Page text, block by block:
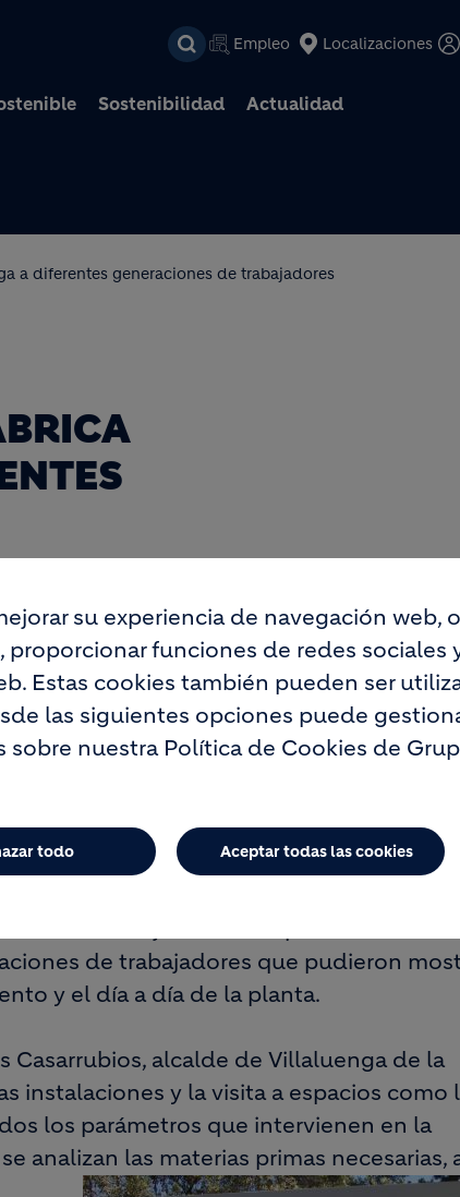
Pasar al contenido principal
Empleo Localizaciones
Sostenibilidad Actualidad
a diferentes generaciones de trabajadores
abiertas en la que se dieron cita más de
y sus familias.
visitando la sala de control, el laboratorio
documentos, maquinaria y
en la fábrica de Lafarge en Villaluenga
de sus jornadas de puertas abiertas.
de trabajadores que pudieron
y el día a día de la planta.
Casarrubios, alcalde de Villaluenga de la
instalaciones y la visita a espacios como
los parámetros que intervienen en la
analizan las materias primas necesarias,
su experiencia de navegación web,
funciones de redes sociales
Estas cookies también pueden ser
las siguientes opciones puede
sobre nuestra Política de Cookies de
Aceptar todas las cookies
todo